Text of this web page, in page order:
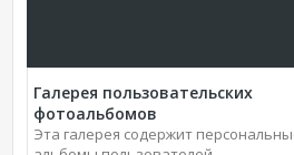
Галерея пользовательских
фотоальбомов
Эта галерея содержит